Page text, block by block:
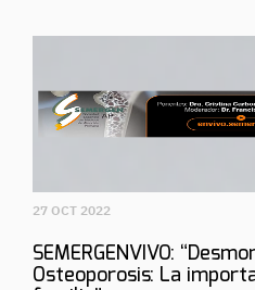
27 OCT 2022
SEMERGENVIVO:
Osteoporosis: La